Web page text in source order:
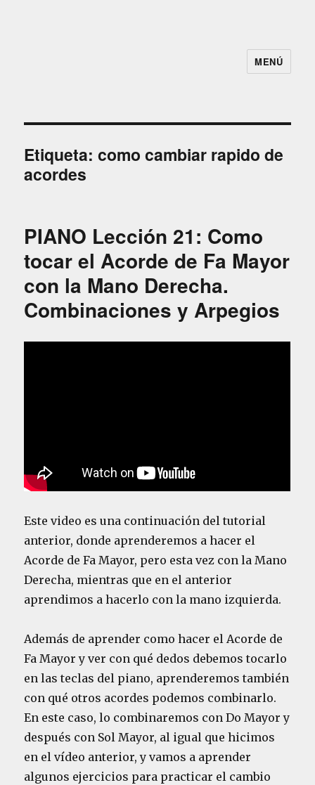
MENÚ
Etiqueta:como cambiar rapido de
acordes
PIANO Lección 21: Como
tocar el Acorde de Fa Mayor
con la Mano Derecha.
Combinaciones y Arpegios
Este video es una continuación del tutorial
anterior, donde aprenderemos a hacer el
Acorde de Fa Mayor, pero esta vez con la Mano
Derecha, mientras que en el anterior
aprendimos a hacerlo con la mano izquierda.
Además de aprender como hacer el Acorde de
Fa Mayor y ver con qué dedos debemos tocarlo
en las teclas del piano, aprenderemos también
con qué otros acordes podemos combinarlo.
En este caso, lo combinaremos con Do Mayor y
después con Sol Mayor, al igual que hicimos
en el vídeo anterior, y vamos a aprender
algunos ejercicios para practicar el cambio